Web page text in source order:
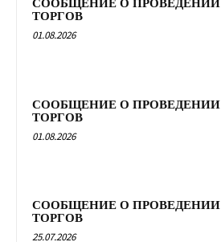
СООБЩЕНИЕ О ПРОВЕДЕНИИ
ТОРГОВ
01.08.2026
СООБЩЕНИЕ О ПРОВЕДЕНИИ
ТОРГОВ
01.08.2026
СООБЩЕНИЕ О ПРОВЕДЕНИИ
ТОРГОВ
25.07.2026